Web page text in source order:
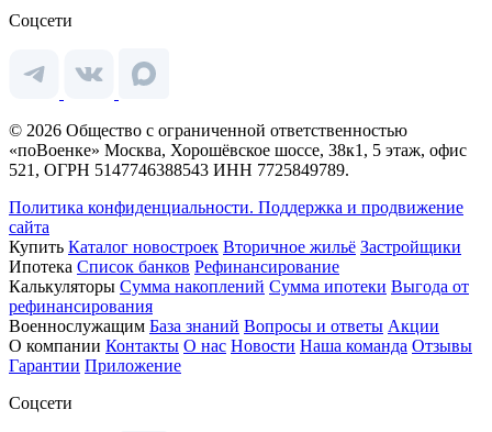
Соцсети
© 2026 Общество с ограниченной ответственностью
«поВоенке» Москва, Хорошёвское шоссе, 38к1, 5 этаж, офис
521, ОГРН 5147746388543 ИНН 7725849789.
Политика конфиденциальности. Поддержка и продвижение
сайта
Купить Каталог новостроек Вторичное жильё Застройщики
Ипотека Список банков Рефинансирование
Калькуляторы Сумма накоплений Сумма ипотеки Выгода от
рефинансирования
Военнослужащим База знаний Вопросы и ответы Акции
О компании Контакты О нас Новости Наша команда Отзывы
Гарантии Приложение
Соцсети